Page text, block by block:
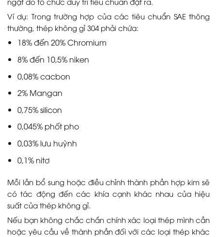
Ví dụ: Trong trường hợp của các tiêu chuẩn SAE thông
thường, thép không gỉ 304 phải chứa:
18% đến 20% Chromium
8% đến 10,5% niken
0,08% cacbon
2% Mangan
0,75% silicon
0,045% phốt pho
0,03% lưu huỳnh
0,1% nitơ
Mỗi lần bổ sung hoặc điều chỉnh thành phần hợp kim sẽ
có tác động đến các khía cạnh khác nhau của hiệu
suất của thép không gỉ.
Nếu bạn không chắc chắn chính xác loại thép mình cần
hoặc yêu cầu về thành phần đối với các loại thép khác